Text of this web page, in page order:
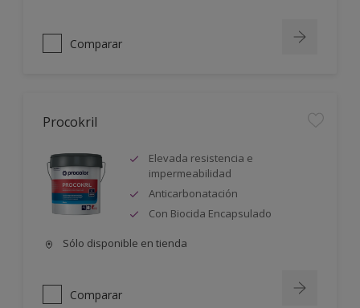
Comparar
Procokril
Elevada resistencia e
impermeabilidad
Anticarbonatación
Con Biocida Encapsulado
Sólo disponible en tienda
Comparar